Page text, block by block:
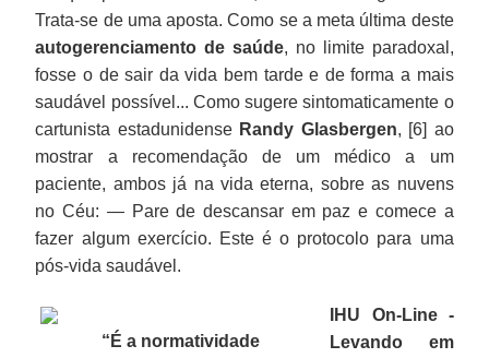
Trata-se de uma aposta. Como se a meta última deste
autogerenciamento de saúde, no limite paradoxal,
fosse o de sair da vida bem tarde e de forma a mais
saudável possível... Como sugere sintomaticamente o
cartunista estadunidense Randy Glasbergen, [6] ao
mostrar a recomendação de um médico a um
paciente, ambos já na vida eterna, sobre as nuvens
no Céu: — Pare de descansar em paz e comece a
fazer algum exercício. Este é o protocolo para uma
pós-vida saudável.
“É a normatividade
IHU On-Line -
Levando em